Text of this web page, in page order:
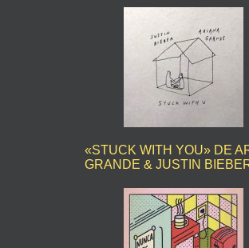
«STUCK WITH YOU» DE
GRANDE & JUSTIN